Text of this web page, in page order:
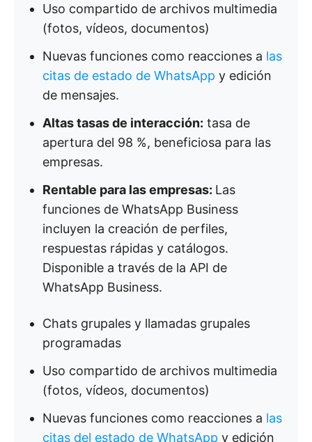
Uso compartido de archivos multimedia
(fotos, vídeos, documentos)
Nuevas funciones como reacciones a las
citas de estado de WhatsApp y edición
de mensajes.
Altas tasas de interacción: tasa de
apertura del 98 %, beneficiosa para las
empresas.
Rentable para las empresas: Las
funciones de WhatsApp Business
incluyen la creación de perfiles,
respuestas rápidas y catálogos.
Disponible a través de la API de
WhatsApp Business.
Chats grupales y llamadas grupales
programadas
Uso compartido de archivos multimedia
(fotos, vídeos, documentos)
Nuevas funciones como reacciones a las
citas del estado de WhatsApp y edición